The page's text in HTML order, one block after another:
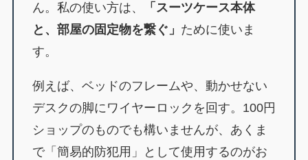
ん。私の使い方は、
「スーツケース本体
と、部屋の固定物を繋ぐ」 ために使いま
す。
例えば、ベッドのフレームや、動かせない
デスクの脚にワイヤーロックを回す。100円
ショップのものでも構いませんが、あくま
で「簡易的防犯用」として使用するのがお